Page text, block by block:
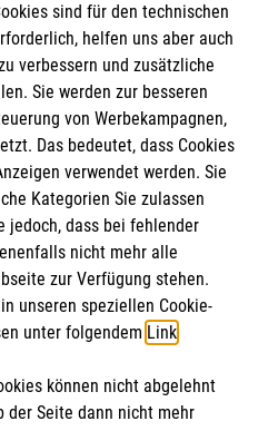
1201 2150 10
sind für den technischen
helfen uns aber auch
verbessern und zusätzliche
Sie werden zur besseren
von Werbekampagnen,
Das bedeutet, dass Cookies
verwendet werden. Sie
Kategorien Sie zulassen
jedoch, dass bei fehlender
nicht mehr alle
zur Verfügung stehen.
unseren speziellen Cookie-
unter folgendem Link.
können nicht abgelehnt
der Seite dann nicht mehr